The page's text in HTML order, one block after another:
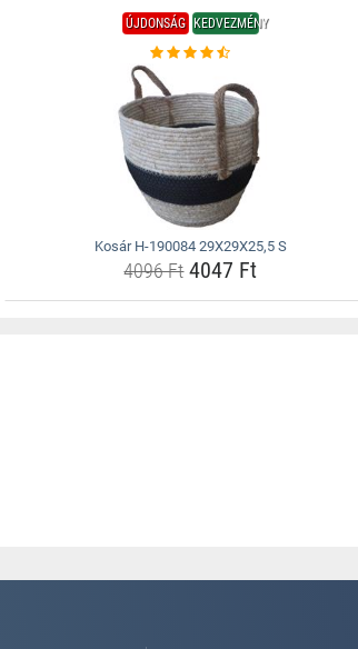
ÚJDONSÁG KEDVEZMÉNY
Kosár H-190084 29X29X25,5 S
4096 Ft4047 Ft